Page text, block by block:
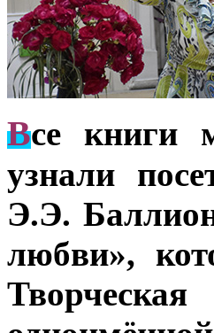
Все книги
узнали
Э.Э.
любви»,